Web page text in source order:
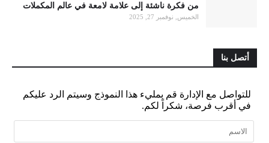
من فكرة ناشئة إلى علامة لامعة في عالم المكملات
الخميس, نوفمبر 27, 2025
أتصل بنا
للتواصل مع الإدارة قم بمليء هذا النموذج وسيتم الرد عليكم
في أقرب فرصة، شكراً لكم.